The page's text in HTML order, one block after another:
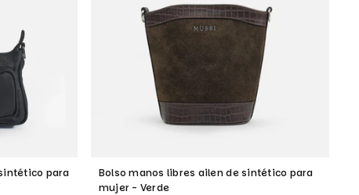
para
Bolso manos libres ailen de sintético para
mujer - Verde